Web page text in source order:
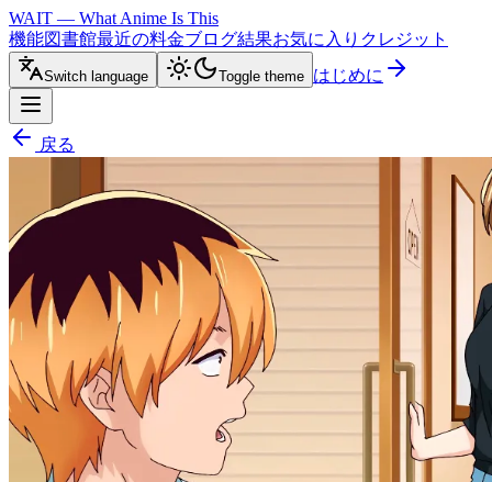
WAIT — What Anime Is This
機能図書館最近の料金ブログ結果お気に入り クレジット
Switch language Toggle theme はじめに
戻る